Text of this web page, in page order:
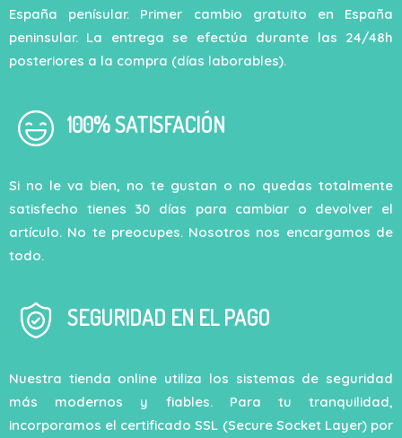
España penísular. Primer cambio gratuito en España
peninsular. La entrega se efectúa durante las 24/48h
posteriores a la compra (días laborables).
100% SATISFACIÓN
Si no le va bien, no te gustan o no quedas totalmente
satisfecho tienes 30 días para cambiar o devolver el
artículo. No te preocupes. Nosotros nos encargamos de
todo.
SEGURIDAD EN EL PAGO
Nuestra tienda online utiliza los sistemas de seguridad
más modernos y fiables. Para tu tranquilidad,
incorporamos el certificado SSL (Secure Socket Layer) por